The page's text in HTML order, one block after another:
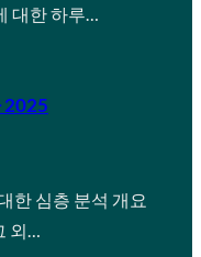
대한 하루…
2025
한 심층 분석 개요
외…